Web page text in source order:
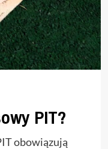
PIT?
obowiązują